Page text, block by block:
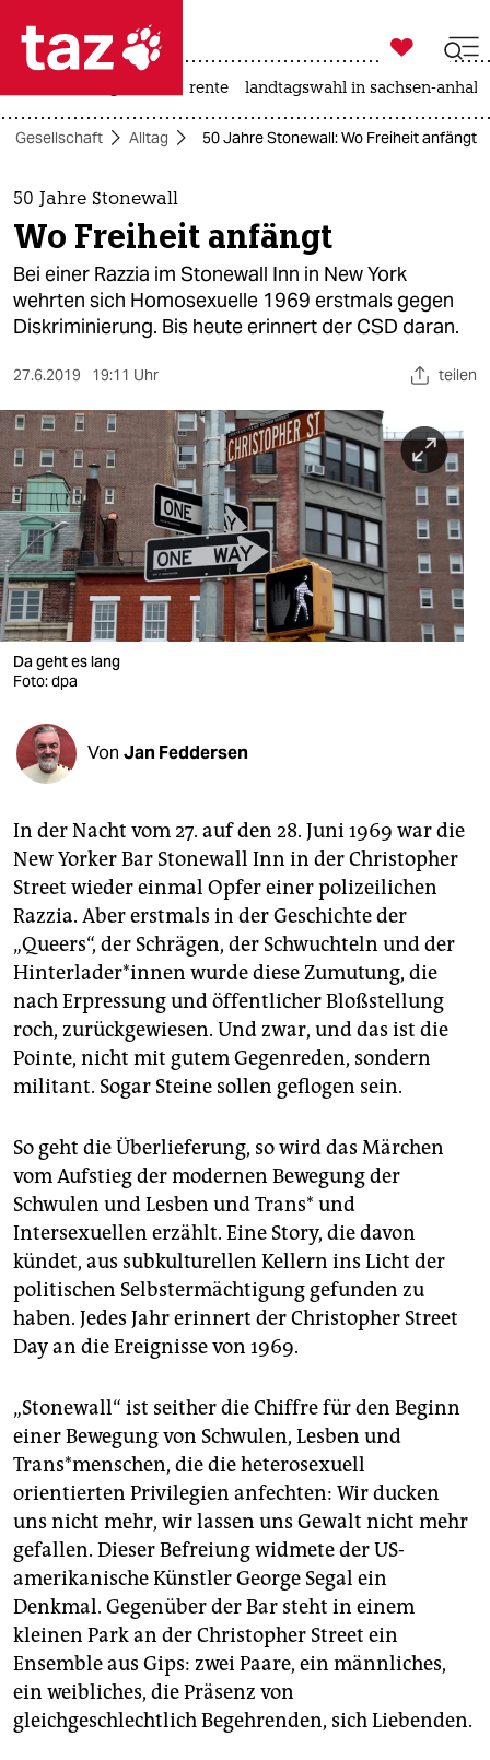
 taz zahl ich
taz zahl ich
themen
politik
öko
sport
berlin
nord
wahrheit
verlag
verlag
veranstaltungen
shop
unterstützen
abo
genossenschaft
epaper login

taz zahl ich
rente landtagswahl in sachsen-anhalt
Gesellschaft Alltag 50 Jahre Stonewall: Wo Freiheit anfängt
50 Jahre Stonewall
Wo Freiheit anfängt
Bei einer Razzia im Stonewall Inn in New York
wehrten sich Homosexuelle 1969 erstmals gegen
Diskriminierung. Bis heute erinnert der CSD daran.
27.6.2019 19:11 Uhr teilen
Da geht es lang
Foto: dpa
Von Jan Feddersen
In der Nacht vom 27. auf den 28. Juni 1969 war die
New Yorker Bar Stonewall Inn in der Christopher
Street wieder einmal Opfer einer polizeilichen
Razzia. Aber erstmals in der Geschichte der
„Queers“, der Schrägen, der Schwuchteln und der
Hinterlader*innen wurde diese Zumutung, die
nach Erpressung und öffentlicher Bloßstellung
roch, zurückgewiesen. Und zwar, und das ist die
Pointe, nicht mit gutem Gegenreden, sondern
militant. Sogar Steine sollen geflogen sein.
So geht die Überlieferung, so wird das Märchen
vom Aufstieg der modernen Bewegung der
Schwulen und Lesben und Trans* und
Intersexuellen erzählt. Eine Story, die davon
kündet, aus subkulturellen Kellern ins Licht der
politischen Selbst­ermächtigung gefunden zu
haben. Jedes Jahr erinnert der Christopher Street
Day an die Ereignisse von 1969.
„Stonewall“ ist seither die Chiffre für den Beginn
einer Bewegung von Schwulen, Lesben und
Trans*menschen, die die heterosexuell
orientierten Privilegien anfechten: Wir ducken
uns nicht mehr, wir lassen uns Gewalt nicht mehr
gefallen. Dieser Befreiung widmete der US-
amerikanische Künstler George Segal ein
Denkmal. Gegenüber der Bar steht in einem
kleinen Park an der Christopher Street ein
Ensemble aus Gips: zwei Paare, ein männliches,
ein weibliches, die Präsenz von
gleichgeschlechtlich Begehrenden, sich Liebenden.